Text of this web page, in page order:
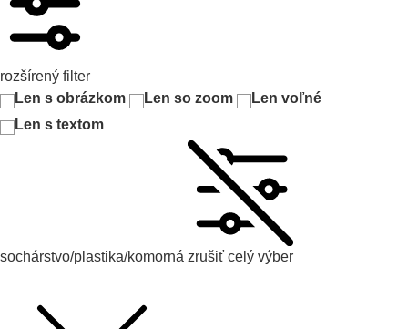
rozšírený filter
Len s obrázkom
Len so zoom
Len voľné
Len s textom
sochárstvo/plastika/komorná zrušiť celý výber